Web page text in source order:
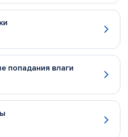
попадания влаги